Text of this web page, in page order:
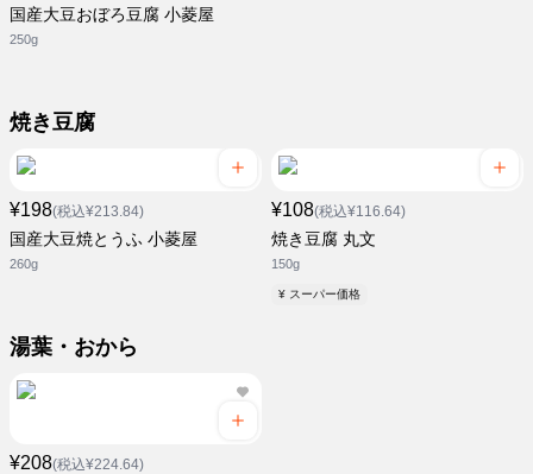
国産大豆おぼろ豆腐 小菱屋
250g
焼き豆腐
¥198(税込¥213.84)
国産大豆焼とうふ 小菱屋
260g
¥108(税込¥116.64)
焼き豆腐 丸文
150g
¥ スーパー価格
湯葉・おから
¥208(税込¥224.64)